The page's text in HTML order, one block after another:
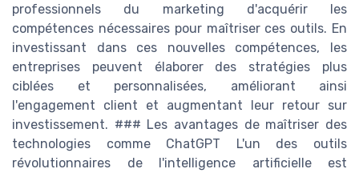
professionnels du marketing d'acquérir les
compétences nécessaires pour maîtriser ces outils. En
investissant dans ces nouvelles compétences, les
entreprises peuvent élaborer des stratégies plus
ciblées et personnalisées, améliorant ainsi
l'engagement client et augmentant leur retour sur
investissement. ### Les avantages de maîtriser des
technologies comme ChatGPT L'un des outils
révolutionnaires de l'intelligence artificielle est